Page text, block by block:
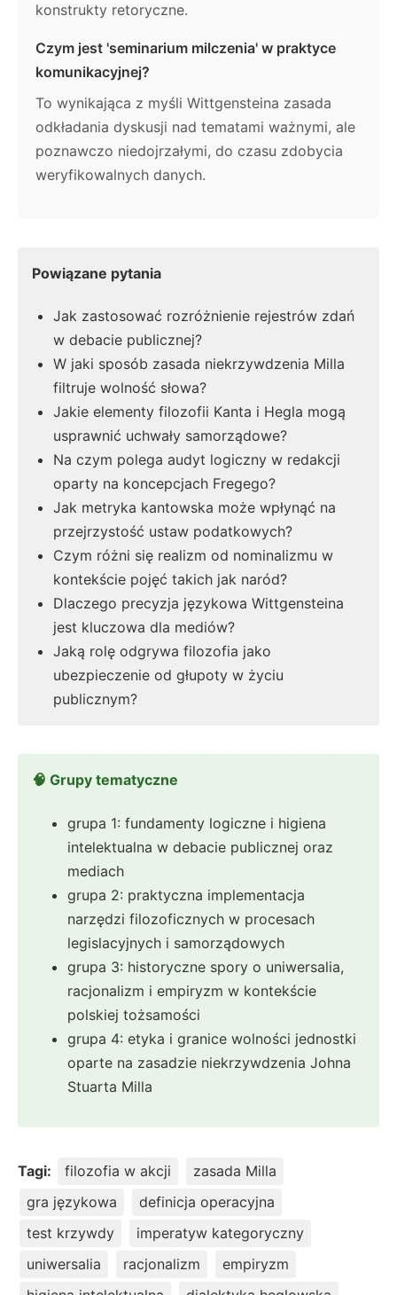
konstrukty retoryczne.
Czym jest 'seminarium milczenia' w praktyce
komunikacyjnej?
To wynikająca z myśli Wittgensteina zasada
odkładania dyskusji nad tematami ważnymi, ale
poznawczo niedojrzałymi, do czasu zdobycia
weryfikowalnych danych.
Powiązane pytania
Jak zastosować rozróżnienie rejestrów zdań
w debacie publicznej?
W jaki sposób zasada niekrzywdzenia Milla
filtruje wolność słowa?
Jakie elementy filozofii Kanta i Hegla mogą
usprawnić uchwały samorządowe?
Na czym polega audyt logiczny w redakcji
oparty na koncepcjach Fregego?
Jak metryka kantowska może wpłynąć na
przejrzystość ustaw podatkowych?
Czym różni się realizm od nominalizmu w
kontekście pojęć takich jak naród?
Dlaczego precyzja językowa Wittgensteina
jest kluczowa dla mediów?
Jaką rolę odgrywa filozofia jako
ubezpieczenie od głupoty w życiu
publicznym?
🧠 Grupy tematyczne
grupa 1: fundamenty logiczne i higiena
intelektualna w debacie publicznej oraz
mediach
grupa 2: praktyczna implementacja
narzędzi filozoficznych w procesach
legislacyjnych i samorządowych
grupa 3: historyczne spory o uniwersalia,
racjonalizm i empiryzm w kontekście
polskiej tożsamości
grupa 4: etyka i granice wolności jednostki
oparte na zasadzie niekrzywdzenia Johna
Stuarta Milla
Tagi: filozofia w akcji
zasada Milla
gra językowa
definicja operacyjna
test krzywdy
imperatyw kategoryczny
uniwersalia
racjonalizm
empiryzm